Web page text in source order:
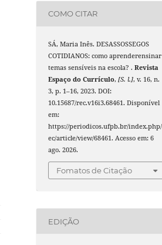
COMO CITAR
SÁ, Maria Inês. DESASSOSSEGOS
COTIDIANOS: como aprenderensinar
temas sensíveis na escola? .Revista
Espaço do Currículo,[S. l.], v. 16, n.
3, p. 1–16, 2023. DOI:
10.15687/rec.v16i3.68461. Disponível
em:
https://periodicos.ufpb.br/
ec/article/view/68461. Acesso em: 6
ago. 2026.
Fomatos de Citação
EDIÇÃO